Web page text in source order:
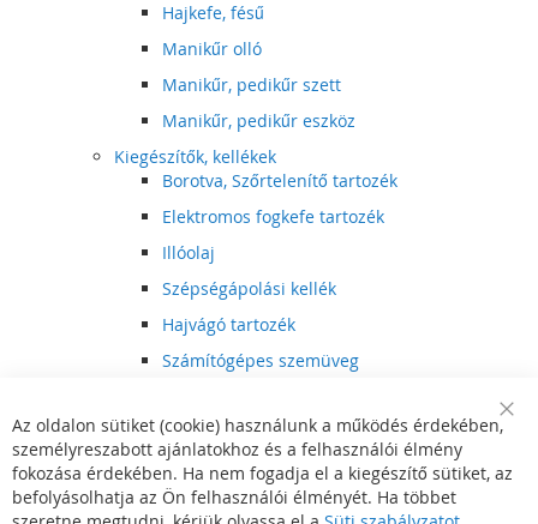
Hajkefe, fésű
Manikűr olló
Manikűr, pedikűr szett
Manikűr, pedikűr eszköz
Kiegészítők, kellékek
Borotva, Szőrtelenítő tartozék
Elektromos fogkefe tartozék
Illóolaj
Szépségápolási kellék
Hajvágó tartozék
Számítógépes szemüveg
Hajvágó kiegészítő
Szórakoztató elektronika
Multimédia
DVD, BluRay lejátszó
Bar
Az oldalon sütiket (cookie) használunk a működés érdekében,
személyreszabott ajánlatokhoz és a felhasználói élmény
fokozása érdekében. Ha nem fogadja el a kiegészítő sütiket, az
befolyásolhatja az Ön felhasználói élményét. Ha többet